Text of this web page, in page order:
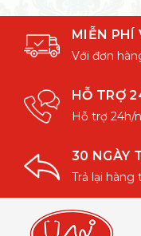
MIỄN PHÍ
Với đơn
HỖ TRỢ
Hỗ trợ 24h/
30 NGÀY
Trả lại